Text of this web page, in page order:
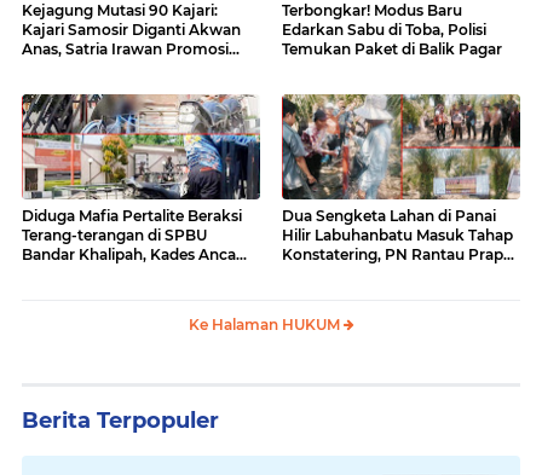
Kejagung Mutasi 90 Kajari:
Kajari Samosir Diganti Akwan
Anas, Satria Irawan Promosi
Terbongkar! Modus Baru
Edarkan Sabu di Toba, Polisi
Temukan Paket di Balik Pagar
Diduga Mafia Pertalite Beraksi
Terang-terangan di SPBU
Bandar Khalipah, Kades Ancam
Dua Sengketa Lahan di Panai
Hilir Labuhanbatu Masuk Tahap
Konstatering, PN Rantau Prapat
Ke Halaman HUKUM
Berita Terpopuler